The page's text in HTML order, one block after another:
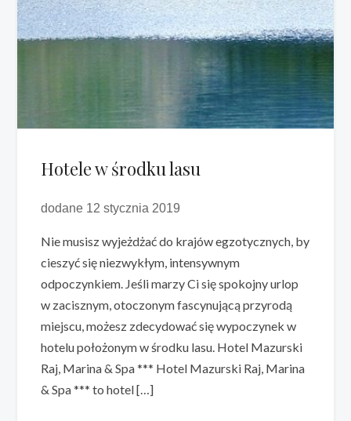
Hotele w środku lasu
dodane 12 stycznia 2019
Nie musisz wyjeżdżać do krajów egzotycznych, by
cieszyć się niezwykłym, intensywnym
odpoczynkiem. Jeśli marzy Ci się spokojny urlop
w zacisznym, otoczonym fascynującą przyrodą
miejscu, możesz zdecydować się wypoczynek w
hotelu położonym w środku lasu. Hotel Mazurski
Raj, Marina & Spa *** Hotel Mazurski Raj, Marina
& Spa *** to hotel […]